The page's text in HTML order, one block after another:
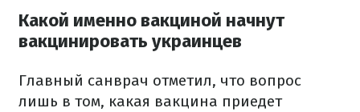
Какой именно вакциной начнут
вакцинировать украинцев
Главный санврач отметил, что вопрос
лишь в том, какая вакцина приедет